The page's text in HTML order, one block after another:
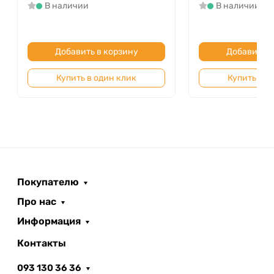
В наличии
Добавить в корзину
Купить в один клик
В наличии
Добавить
Купить в
Покупателю
Про нас
Информация
Контакты
093 130 36 36